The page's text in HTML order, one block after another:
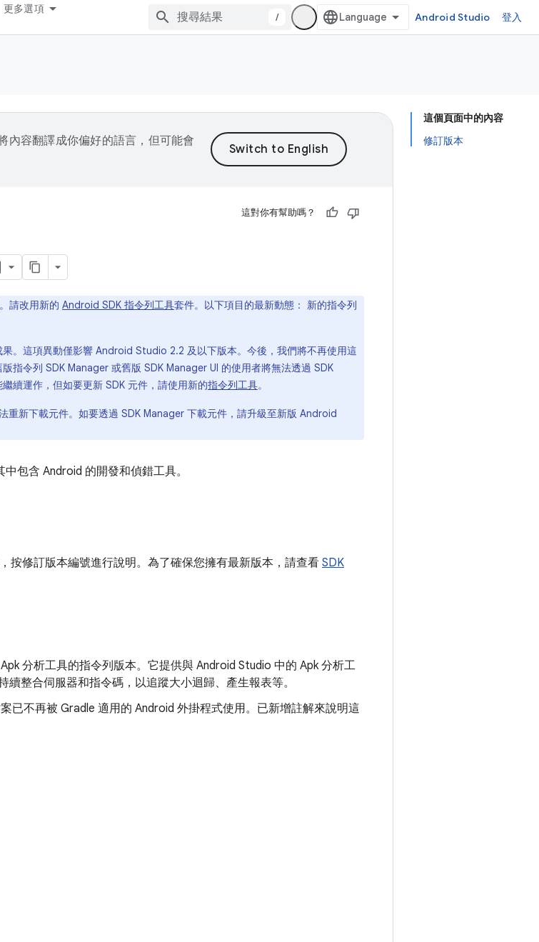
更多選項
/ Android Studio 登入
這個頁面中的內容
修訂版本
內容翻譯成你偏好的語言，但可能會
這對你有幫助嗎？
請改用新的 Android SDK 指令列工具套件。以下項目的最新動態： 新的指令列
。這項異動僅影響 Android Studio 2.2 及以下版本。今後，我們將不再使用這
指令列 SDK Manager 或舊版 SDK Manager UI 的使用者將無法透過 SDK
續運作，但如要更新 SDK 元件，請使用新的指令列工具。
新下載元件。如要透過 SDK Manager 下載元件，請升級至新版 Android
包含 Android 的開發和偵錯工具。
按修訂版本編號進行說明。為了確保您擁有最新版本，請查看 SDK
分析工具的指令列版本。它提供與 Android Studio 中的 Apk 分析工
整合伺服器和指令碼，以追蹤大小迴歸、產生報表等。
已不再被 Gradle 適用的 Android 外掛程式使用。已新增註解來說明這